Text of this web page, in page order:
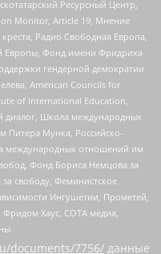
Ресурсный Центр,
Monitor, Article 19, Мнение
Радио Свободная Европа,
Европы, Фонд имени Фридриха
гендерной демократии
American Councils for
of International Education,
диалог, Школа международных
Питера Мунка, Российско-
международных отношений им
Фонд Бориса Немцова за
свободу, Феминистское
Ингушетии, Прометей,
Хаус, СОТА медиа,
documents/7756/ данные